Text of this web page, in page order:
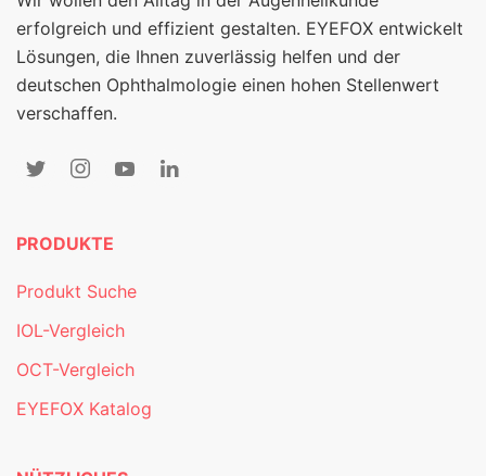
erfolgreich und effizient gestalten. EYEFOX entwickelt
Lösungen, die Ihnen zuverlässig helfen und der
deutschen Ophthalmologie einen hohen Stellenwert
verschaffen.
PRODUKTE
Produkt Suche
IOL-Vergleich
OCT-Vergleich
EYEFOX Katalog